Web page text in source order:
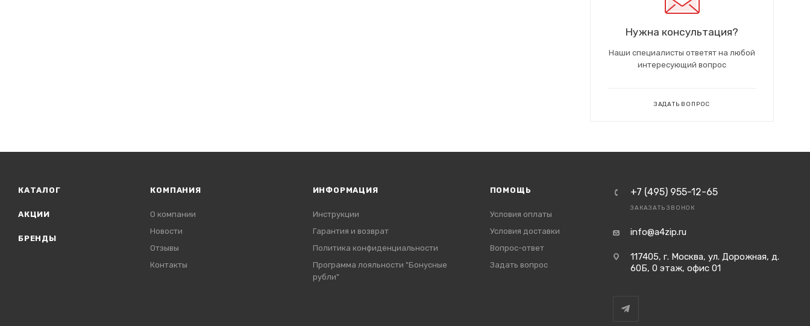
Нужна консультация?
Наши специалисты ответят на любой
интересующий вопрос
ЗАДАТЬ ВОПРОС
КАТАЛОГ
АКЦИИ
БРЕНДЫ
КОМПАНИЯ
О компании
Новости
Отзывы
Контакты
ИНФОРМАЦИЯ
Инструкции
Гарантия и возврат
Политика конфиденциальности
Программа лояльности "Бонусные
рубли"
ПОМОЩЬ
Условия оплаты
Условия доставки
Вопрос-ответ
Задать вопрос
+7 (495) 955-12-65
ЗАКАЗАТЬ ЗВОНОК
info@a4zip.ru
117405, г. Москва, ул. Дорожная, д.
60Б, 0 этаж, офис 01